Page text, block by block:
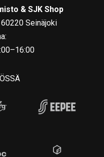
& SJK Shop
Seinäjoki